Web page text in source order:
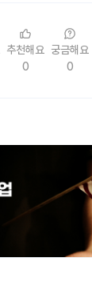
추천해요
0
궁금해요
0